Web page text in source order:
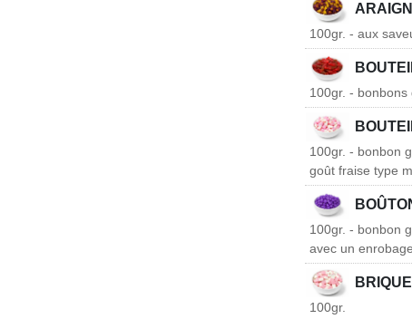
100gr. - aux
100gr. -
100gr. - bonbon
goût fraise type
100gr. - bonbon
avec un
100gr.